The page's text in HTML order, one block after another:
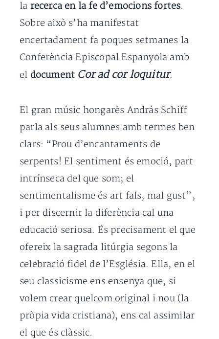
la recerca en la fe d’emocions fortes.
Sobre això s’ha manifestat
encertadament fa poques setmanes la
Conferència Episcopal Espanyola amb
el document Cor ad cor loquitur.
El gran músic hongarès András Schiff
parla als seus alumnes amb termes ben
clars: “Prou d’encantaments de
serpents! El sentiment és emoció, part
intrínseca del que som; el
sentimentalisme és art fals, mal gust”,
i per discernir la diferència cal una
educació seriosa. És precisament el que
ofereix la sagrada litúrgia segons la
celebració fidel de l’Església. Ella, en el
seu classicisme ens ensenya que, si
volem crear quelcom original i nou (la
pròpia vida cristiana), ens cal assimilar
el que és clàssic.